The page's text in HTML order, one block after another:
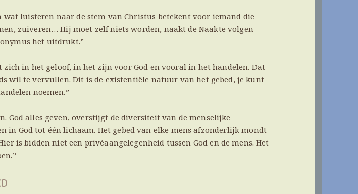
luisteren naar de stem van Christus betekent voor iemand die
zuiveren… Hij moet zelf niets worden, naakt de Naakte volgen –
het uitdrukt.”
zich in het geloof, in het zijn voor God en vooral in het handelen. Dat
wil te vervullen. Dit is de existentiële natuur van het gebed, je kunt
noemen.”
God alles geven, overstijgt de diversiteit van de menselijke
in God tot één lichaam. Het gebed van elke mens afzonderlijk mondt
is bidden niet een privéaangelegenheid tussen God en de mens. Het